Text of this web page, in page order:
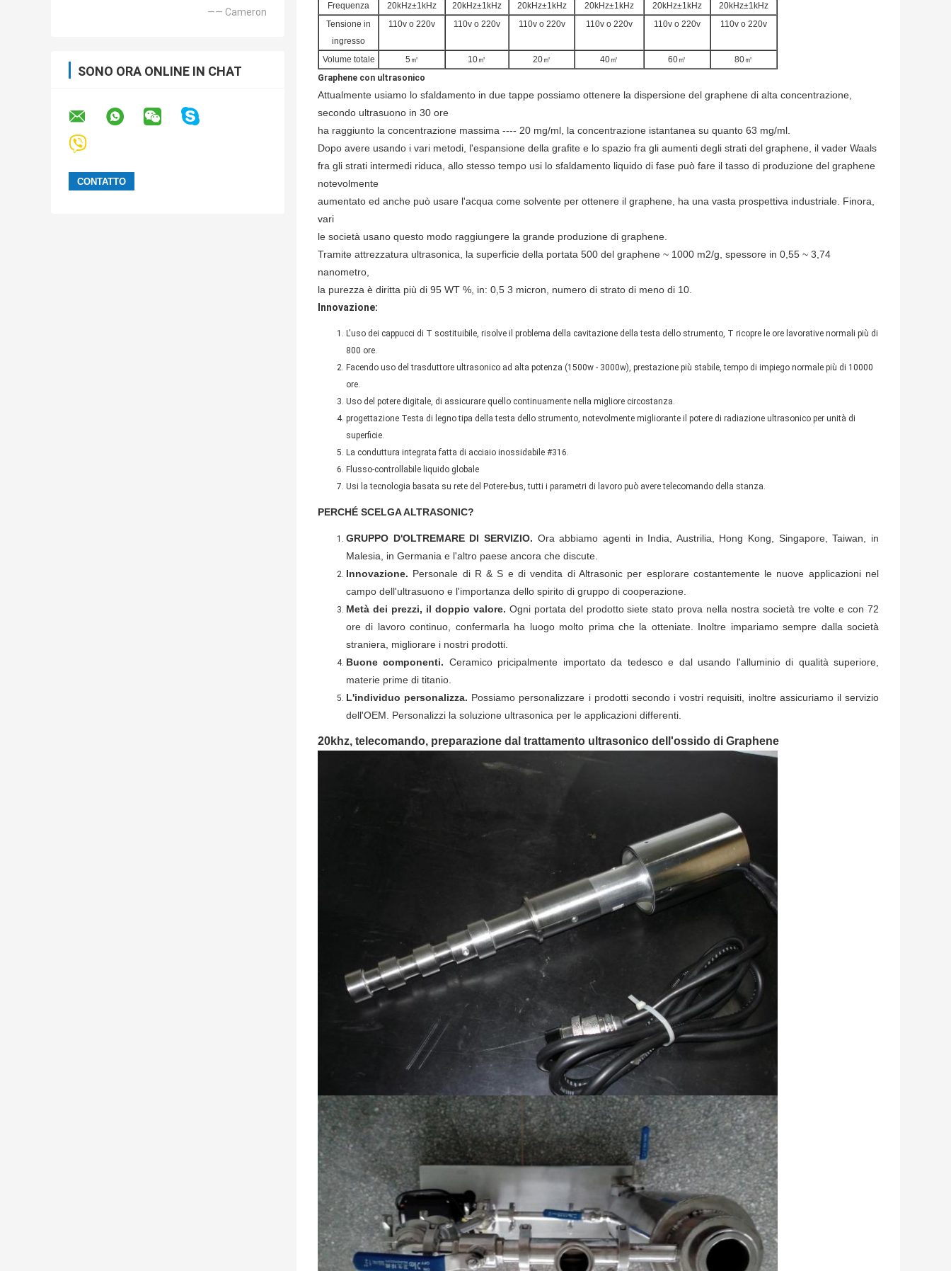
—— Cameron
SONO ORA ONLINE IN CHAT
Frequenza
20kHz±1kHz 20kHz±1kHz 20kHz±1kHz 20kHz±1kHz 20kHz±1kHz
20kHz±1kHz
Tensione in
ingresso
110v o 220v 110v o 220v 110v o 220v 110v o 220v 110v o 220v 110v o 220v
Volume totale 5㎡ 10㎡ 20㎡ 40㎡ 60㎡
80㎡
Graphene con ultrasonico
Attualmente usiamo lo sfaldamento in due tappe possiamo ottenere la dispersione del graphene di alta concentrazione,
secondo ultrasuono in 30 ore
ha raggiunto la concentrazione massima ---- 20 mg/ml, la concentrazione istantanea su quanto 63 mg/ml.
Dopo avere usando i vari metodi, l'espansione della grafite e lo spazio fra gli aumenti degli strati del graphene, il vader Waals
fra gli strati intermedi riduca, allo stesso tempo usi lo sfaldamento liquido di fase può fare il tasso di produzione del graphene
notevolmente
aumentato ed anche può usare l'acqua come solvente per ottenere il graphene, ha una vasta prospettiva industriale. Finora,
vari
le società usano questo modo raggiungere la grande produzione di graphene.
Tramite attrezzatura ultrasonica, la superficie della portata 500 del graphene ~ 1000 m2/g, spessore in 0,55 ~ 3,74
nanometro,
la purezza è diritta più di 95 WT %, in: 0,5 3 micron, numero di strato di meno di 10.
Innovazione:
L'uso dei cappucci di T sostituibile, risolve il problema della cavitazione della testa dello strumento, T ricopre le ore lavorative normali più di
800 ore.
Facendo uso del trasduttore ultrasonico ad alta potenza (1500w - 3000w), prestazione più stabile, tempo di impiego normale più di 10000
ore.
Uso del potere digitale, di assicurare quello continuamente nella migliore circostanza.
progettazione Testa di legno tipa della testa dello strumento, notevolmente migliorante il potere di radiazione ultrasonico per unità di
superficie.
La conduttura integrata fatta di acciaio inossidabile #316.
Flusso-controllabile liquido globale
Usi la tecnologia basata su rete del Potere-bus, tutti i parametri di lavoro può avere telecomando della stanza.
PERCHÉ SCELGA ALTRASONIC?
GRUPPO D'OLTREMARE DI SERVIZIO. Ora abbiamo agenti in India, Austrilia, Hong Kong, Singapore, Taiwan, in
Malesia, in Germania e l'altro paese ancora che discute.
Innovazione. Personale di R & S e di vendita di Altrasonic per esplorare costantemente le nuove applicazioni nel
campo dell'ultrasuono e l'importanza dello spirito di gruppo di cooperazione.
Metà dei prezzi, il doppio valore. Ogni portata del prodotto siete stato prova nella nostra società tre volte e con 72
ore di lavoro continuo, confermarla ha luogo molto prima che la otteniate. Inoltre impariamo sempre dalla società
straniera, migliorare i nostri prodotti.
Buone componenti. Ceramico pricipalmente importato da tedesco e dal usando l'alluminio di qualità superiore,
materie prime di titanio.
L'individuo personalizza. Possiamo personalizzare i prodotti secondo i vostri requisiti, inoltre assicuriamo il servizio
dell'OEM. Personalizzi la soluzione ultrasonica per le applicazioni differenti.
20khz, telecomando, preparazione dal trattamento ultrasonico dell'ossido di Graphene